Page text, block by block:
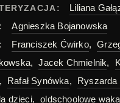
Liliana
Agnieszka Bojanowska
Franciszek Ćwirko,
, Jacek Chmielnik,
, Rafał Synówka, Ryszarda
dzieci, oldschoolowe